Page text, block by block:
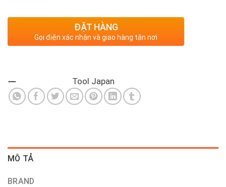
ĐẶT HÀNG
Gọi điện xác nhận và giao hàng tận nơi
Tool Japan
MÔ TẢ
BRAND